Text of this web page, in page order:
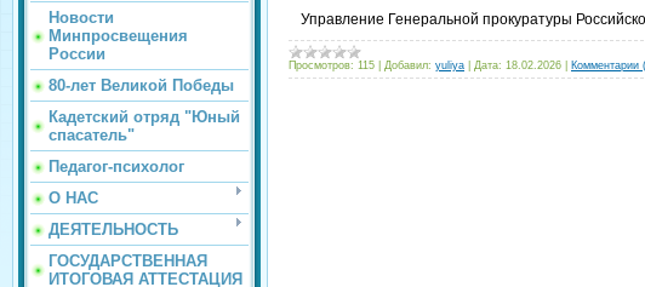
Новости
Минпросвещения
России
80-лет Великой Победы
Кадетский отряд "Юный
спасатель"
Педагог-психолог
О НАС
ДЕЯТЕЛЬНОСТЬ
ГОСУДАРСТВЕННАЯ
ИТОГОВАЯ АТТЕСТАЦИЯ
Управление Генеральной прокуратуры
Просмотров: 115 Добавил: yuliya Дата: 18.02.2026 Комментарии